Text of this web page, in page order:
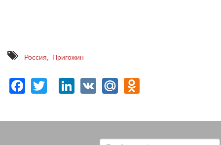
Россия Пригожин
Facebook
TwitterLinkedIn
VK Mail.Ru